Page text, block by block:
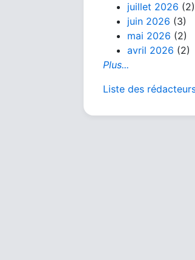
juillet 2026 (2)
juin 2026 (3)
mai 2026 (2)
avril 2026 (2)
Plus...
Liste des